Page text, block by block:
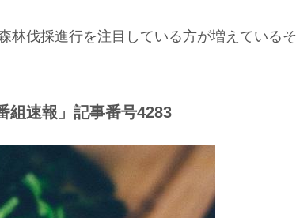
林伐採進行を注目している方が増えているそ
組速報」記事番号4283